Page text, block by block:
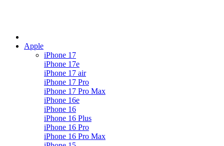
Apple
iPhone 17
iPhone 17e
iPhone 17 air
iPhone 17 Pro
iPhone 17 Pro Max
iPhone 16e
iPhone 16
iPhone 16 Plus
iPhone 16 Pro
iPhone 16 Pro Max